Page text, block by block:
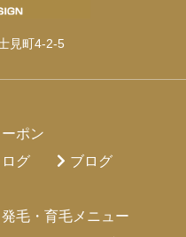
見町4-2-5
ーポン
グ
ブログ
発毛・育毛メニュー